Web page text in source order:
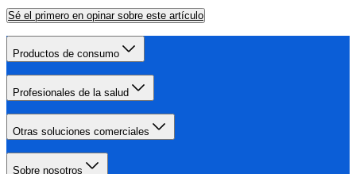
Sé el primero en opinar sobre este artículo
Productos de consumo
Profesionales de la salud
Otras soluciones comerciales
Sobre nosotros